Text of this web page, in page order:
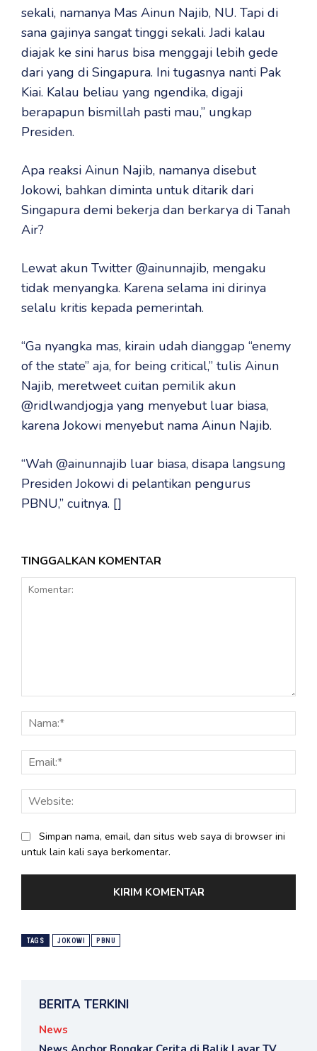
sekali, namanya Mas Ainun Najib, NU. Tapi di
sana gajinya sangat tinggi sekali. Jadi kalau
diajak ke sini harus bisa menggaji lebih gede
dari yang di Singapura. Ini tugasnya nanti Pak
Kiai. Kalau beliau yang ngendika, digaji
berapapun bismillah pasti mau,” ungkap
Presiden.
Apa reaksi Ainun Najib, namanya disebut
Jokowi, bahkan diminta untuk ditarik dari
Singapura demi bekerja dan berkarya di Tanah
Air?
Lewat akun Twitter @ainunnajib, mengaku
tidak menyangka. Karena selama ini dirinya
selalu kritis kepada pemerintah.
“Ga nyangka mas, kirain udah dianggap “enemy
of the state” aja, for being critical,” tulis Ainun
Najib, meretweet cuitan pemilik akun
@ridlwandjogja yang menyebut luar biasa,
karena Jokowi menyebut nama Ainun Najib.
“Wah @ainunnajib luar biasa, disapa langsung
Presiden Jokowi di pelantikan pengurus
PBNU,” cuitnya. []
TINGGALKAN KOMENTAR
Simpan nama, email, dan situs web saya di browser ini
untuk lain kali saya berkomentar.
TAGS JOKOWI PBNU
BERITA TERKINI
News